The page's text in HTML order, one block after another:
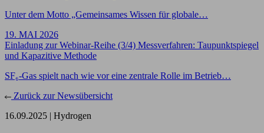
Unter dem Motto „Gemeinsames Wissen für globale…
19. MAI 2026
Einladung zur Webinar-Reihe (3/4) Messverfahren: Taupunktspiegel
und Kapazitive Methode
SF₆-Gas spielt nach wie vor eine zentrale Rolle im Betrieb…
Zurück zur Newsübersicht
16.09.2025 | Hydrogen